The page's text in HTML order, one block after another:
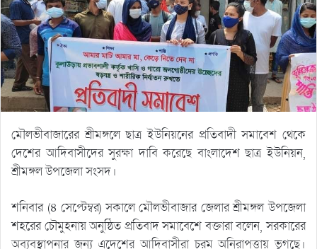
মৌলভীবাজারের শ্রীমঙ্গলে ছাত্র ইউনিয়নের প্রতিবাদী সমাবেশ থেকে
দেশের আদিবাসীদের সুরক্ষা দাবি করেছে বাংলাদেশ ছাত্র ইউনিয়ন,
শ্রীমঙ্গল উপজেলা সংসদ।
শনিবার (৪ সেপ্টেম্বর) সকালে মৌলভীবাজার জেলার শ্রীমঙ্গল উপজেলা
শহরের চৌমুহনায় অনুষ্ঠিত প্রতিবাদ সমাবেশে বক্তারা বলেন, সরকারের
অব্যবস্থাপনার জন্য এদেশের আদিবাসীরা চরম অনিরাপত্তায় ভুগছে।